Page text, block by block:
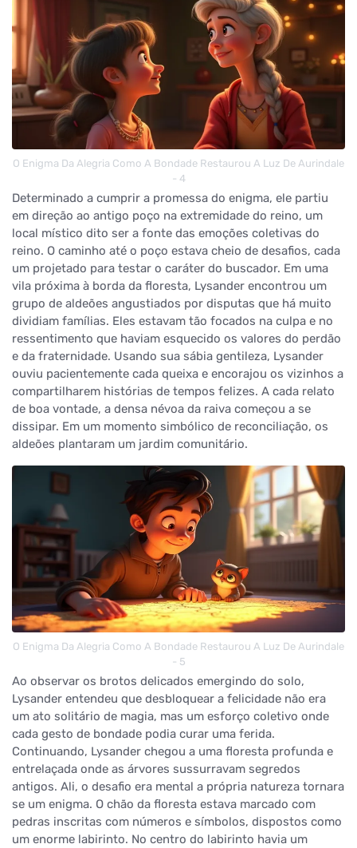
O Enigma Da Alegria Como A Bondade Restaurou A Luz De Aurindale
- 4
Determinado a cumprir a promessa do enigma, ele partiu
em direção ao antigo poço na extremidade do reino, um
local místico dito ser a fonte das emoções coletivas do
reino. O caminho até o poço estava cheio de desafios, cada
um projetado para testar o caráter do buscador. Em uma
vila próxima à borda da floresta, Lysander encontrou um
grupo de aldeões angustiados por disputas que há muito
dividiam famílias. Eles estavam tão focados na culpa e no
ressentimento que haviam esquecido os valores do perdão
e da fraternidade. Usando sua sábia gentileza, Lysander
ouviu pacientemente cada queixa e encorajou os vizinhos a
compartilharem histórias de tempos felizes. A cada relato
de boa vontade, a densa névoa da raiva começou a se
dissipar. Em um momento simbólico de reconciliação, os
aldeões plantaram um jardim comunitário.
O Enigma Da Alegria Como A Bondade Restaurou A Luz De Aurindale
- 5
Ao observar os brotos delicados emergindo do solo,
Lysander entendeu que desbloquear a felicidade não era
um ato solitário de magia, mas um esforço coletivo onde
cada gesto de bondade podia curar uma ferida.
Continuando, Lysander chegou a uma floresta profunda e
entrelaçada onde as árvores sussurravam segredos
antigos. Ali, o desafio era mental a própria natureza tornara
se um enigma. O chão da floresta estava marcado com
pedras inscritas com números e símbolos, dispostos como
um enorme labirinto. No centro do labirinto havia um